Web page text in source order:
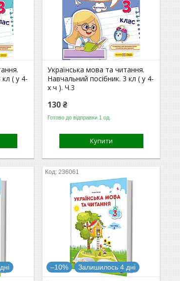
( у 4-
Українська мова та читання.
Навчальний посібник. 3 кл ( у 4-
х ч ). Ч.3
130 ₴
Готово до відправки 1 од.
Купити
236061
–10% Залишилось 4 дні